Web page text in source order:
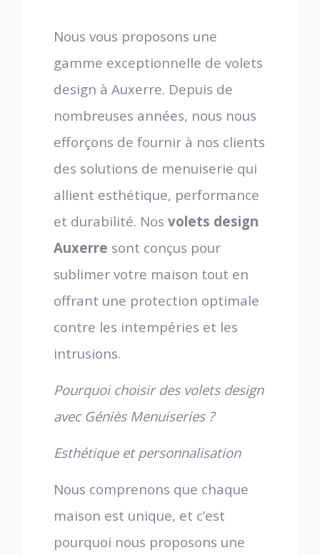
Nous vous proposons une
gamme exceptionnelle de volets
design à Auxerre. Depuis de
nombreuses années, nous nous
efforçons de fournir à nos clients
des solutions de menuiserie qui
allient esthétique, performance
et durabilité. Nos volets design
Auxerre sont conçus pour
sublimer votre maison tout en
offrant une protection optimale
contre les intempéries et les
intrusions.
Pourquoi choisir des volets design
avec Géniès Menuiseries ?
Esthétique et personnalisation
Nous comprenons que chaque
maison est unique, et c’est
pourquoi nous proposons une